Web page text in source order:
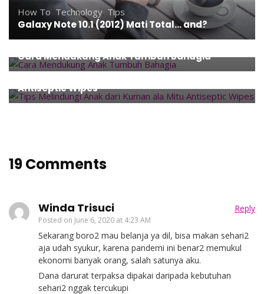
How To ,Technology, Tips
Galaxy Note 10.1 (2012) Mati Total… and?
Event,Family,Parenting,Tips
Cara Mendukung Anak Tumbuh Bahagia
Family,Health,Parenting,Products,Thoughts
Antiseptic Wipes
19 Comments
Winda Trisuci
Posted on June 6, 2020 at 4:23 AM
Reply
Sekarang boro2 mau belanja ya dil, bisa makan sehari2
aja udah syukur, karena pandemi ini benar2 memukul
ekonomi banyak orang, salah satunya aku.
Dana darurat terpaksa dipakai daripada kebutuhan
sehari2 nggak tercukupi